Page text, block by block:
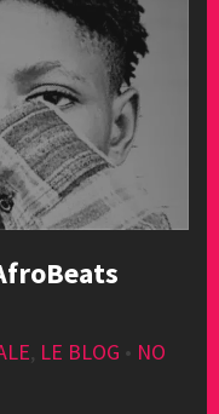
, LE BLOG • NO